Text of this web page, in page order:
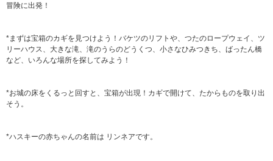
冒険に出発！
*まずは宝箱のカギを見つけよう！バケツのリフトや、つたのロープウェイ、ツ
リーハウス、大きな滝、滝のうらのどうくつ、小さなひみつきち、ばったん橋
など、いろんな場所を探してみよう！
*お城の床をくるっと回すと、宝箱が出現！カギで開けて、たからものを取り出
そう。
*ハスキーの赤ちゃんの名前は リンネアです。